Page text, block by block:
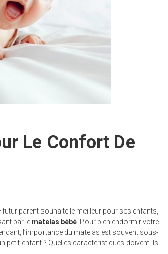
Le Confort De
futur parent souhaite le meilleur pour ses enfants,
par le matelas bébé . Pour bien endormir votre
l’importance du matelas est souvent sous-
petit-enfant ? Quelles caractéristiques doivent-ils